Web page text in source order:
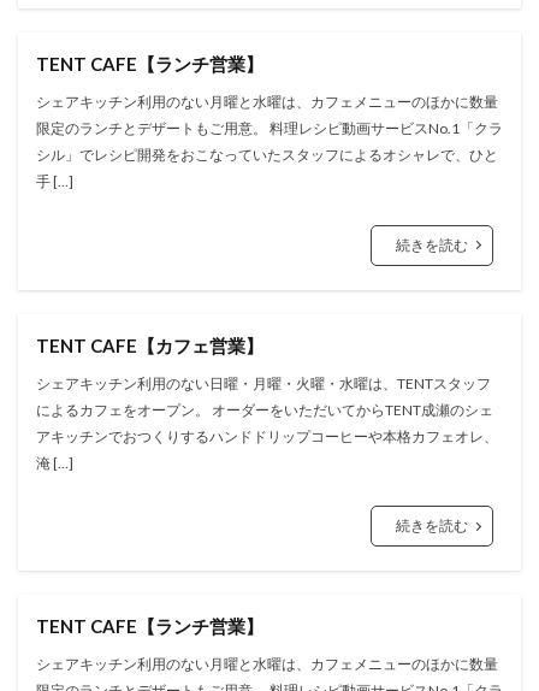
TENT CAFE【ランチ営業】
シェアキッチン利用のない月曜と水曜は、カフェメニューのほかに数量
限定のランチとデザートもご用意。 料理レシピ動画サービスNo.1「クラ
シル」でレシピ開発をおこなっていたスタッフによるオシャレで、ひと
手 […]
続きを読む
TENT CAFE【カフェ営業】
シェアキッチン利用のない日曜・月曜・火曜・水曜は、TENTスタッフ
によるカフェをオープン。 オーダーをいただいてからTENT成瀬のシェ
アキッチンでおつくりするハンドドリップコーヒーや本格カフェオレ、
淹 […]
続きを読む
TENT CAFE【ランチ営業】
シェアキッチン利用のない月曜と水曜は、カフェメニューのほかに数量